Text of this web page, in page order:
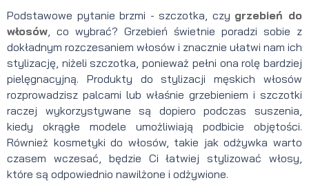
Podstawowe pytanie brzmi - szczotka, czy grzebień do
włosów, co wybrać? Grzebień świetnie poradzi sobie z
dokładnym rozczesaniem włosów i znacznie ułatwi nam ich
stylizację, niżeli szczotka, ponieważ pełni ona rolę bardziej
pielęgnacyjną. Produkty do stylizacji męskich włosów
rozprowadzisz palcami lub właśnie grzebieniem i szczotki
raczej wykorzystywane są dopiero podczas suszenia,
kiedy okrągłe modele umożliwiają podbicie objętości.
Również kosmetyki do włosów, takie jak odżywka warto
czasem wczesać, będzie Ci łatwiej stylizować włosy,
które są odpowiednio nawilżone i odżywione.